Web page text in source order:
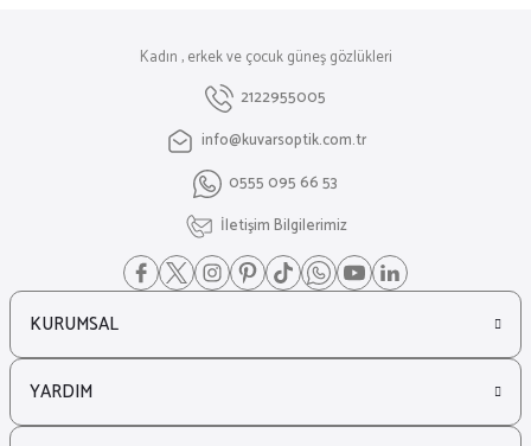
Kadın , erkek ve çocuk güneş gözlükleri
2122955005
info@kuvarsoptik.com.tr
0555 095 66 53
İletişim Bilgilerimiz
KURUMSAL
YARDIM